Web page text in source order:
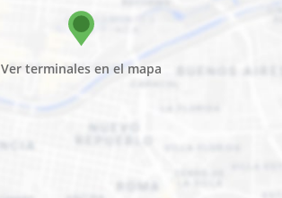
Ver terminales en el mapa